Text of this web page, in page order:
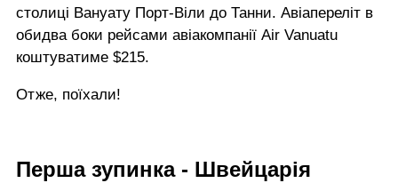
столиці Вануату Порт-Віли до Танни. Авіапереліт в
обидва боки рейсами авіакомпанії Air Vanuatu
коштуватиме $215.
Отже, поїхали!
Перша зупинка - Швейцарія